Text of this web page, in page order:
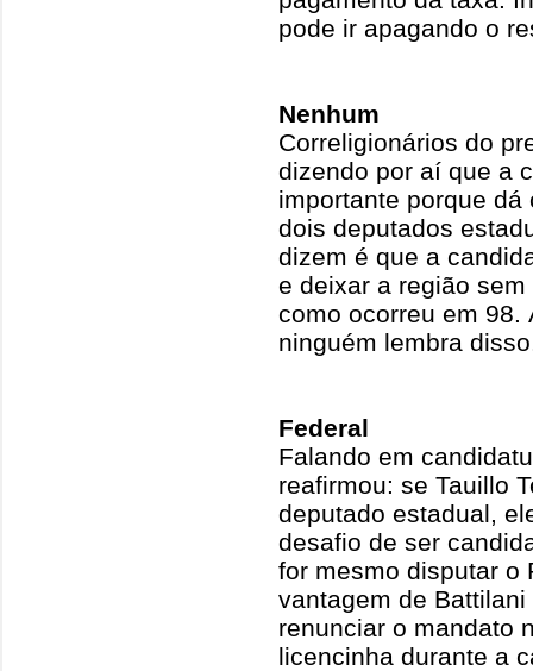
pode ir apagando o
Nenhum
Correligionários do
dizendo por aí que a
importante porque
dois deputados
dizem é que a
e deixar a região
como ocorreu em 98.
ninguém lembra
Federal
Falando em
reafirmou: se Tauillo
deputado estadual,
desafio de ser
for mesmo disputar o
vantagem de
renunciar o mandato
licencinha durante a